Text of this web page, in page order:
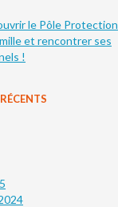
le Pôle Protection
et rencontrer ses
!